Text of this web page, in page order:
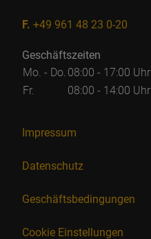
F. +49 961 48 23 0-20
Geschäftszeiten
Mo. - Do. 08:00 - 17:00 Uhr
Fr.
08:00 - 14:00 Uhr
Impressum
Datenschutz
Geschäftsbedingungen
Cookie Einstellungen